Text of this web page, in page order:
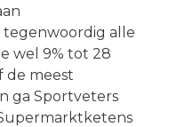
alle
wel 9% tot 28
de meest
ga Sportveters